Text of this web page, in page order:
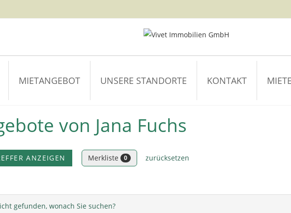
MIETANGEBOT UNSERE STANDORTE KONTAKT
von Jana Fuchs
ANZEIGEN Merkliste 0 zurücksetzen
gefunden, wonach Sie suchen?